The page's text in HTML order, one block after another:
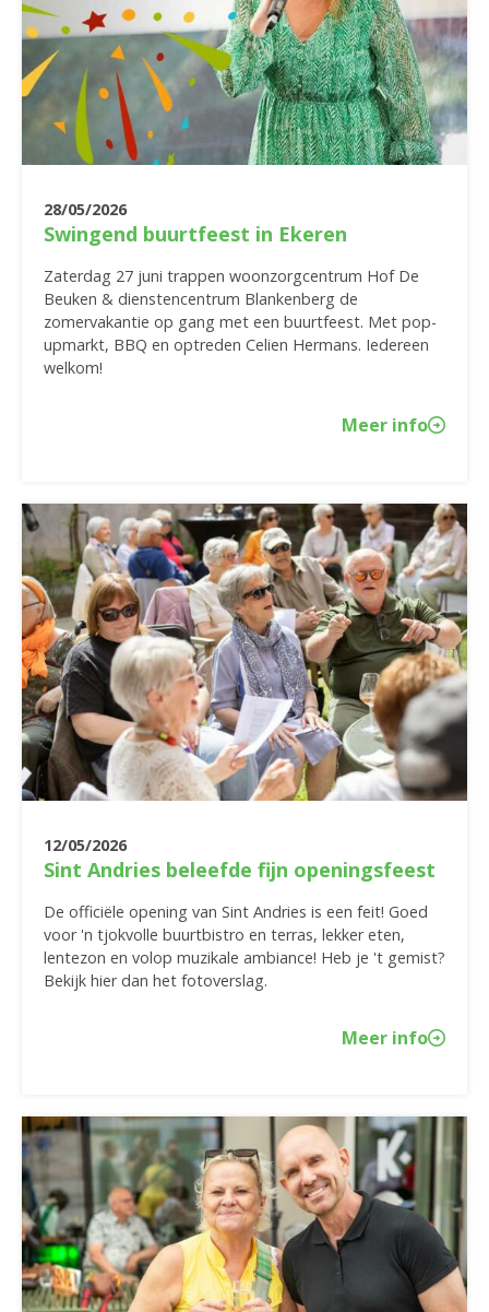
28/05/2026
Swingend buurtfeest in Ekeren
Zaterdag 27 juni trappen woonzorgcentrum Hof De
Beuken & dienstencentrum Blankenberg de
zomervakantie op gang met een buurtfeest. Met pop-
upmarkt, BBQ en optreden Celien Hermans. Iedereen
welkom!
Meer info
12/05/2026
Sint Andries beleefde fijn openingsfeest
De officiële opening van Sint Andries is een feit! Goed
voor 'n tjokvolle buurtbistro en terras, lekker eten,
lentezon en volop muzikale ambiance! Heb je 't gemist?
Bekijk hier dan het fotoverslag.
Meer info